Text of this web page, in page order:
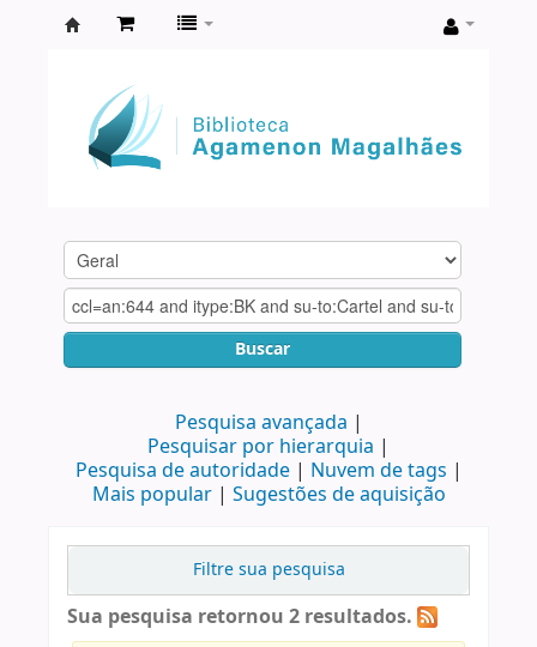
Agamenon
Magalhães
Buscar
Pesquisa avançada
Pesquisar por hierarquia
Pesquisa de autoridade
Nuvem de tags
Mais popular
Sugestões de aquisição
Filtre sua pesquisa
Sua pesquisa retornou 2 resultados.